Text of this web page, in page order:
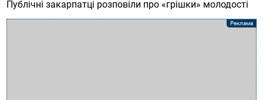
Публічні закарпатці розповіли про «грішки» молодості